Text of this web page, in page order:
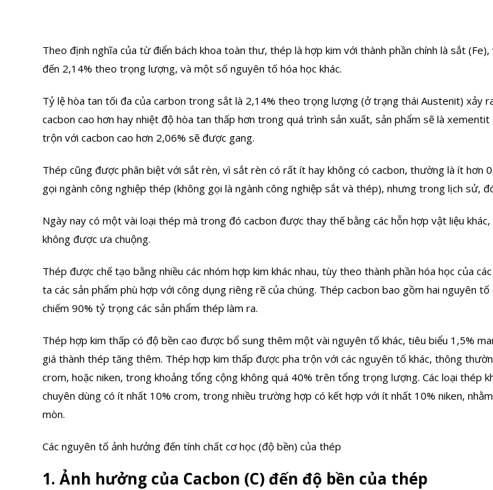
Theo định nghĩa của từ điển bách khoa toàn thư, thép là hợp kim với thành phần chính là sắt
đến 2,14% theo trọng lượng, và một số nguyên tố hóa học khác.
Tỷ lệ hòa tan tối đa của carbon trong sắt là 2,14% theo trọng lượng (ở trạng thái Austenit) xảy
cacbon cao hơn hay nhiệt độ hòa tan thấp hơn trong quá trình sản xuất, sản phẩm sẽ là xementit
trộn với cacbon cao hơn 2,06% sẽ được gang.
Thép cũng được phân biệt với sắt rèn, vì sắt rèn có rất ít hay không có cacbon, thường là ít hơn
gọi ngành công nghiệp thép (không gọi là ngành công nghiệp sắt và thép), nhưng trong lịch sử,
Ngày nay có một vài loại thép mà trong đó cacbon được thay thế bằng các hỗn hợp vật liệu khác,
không được ưa chuộng.
Thép được chế tạo bằng nhiều các nhóm hợp kim khác nhau, tùy theo thành phần hóa học của
ta các sản phẩm phù hợp với công dụng riêng rẽ của chúng. Thép cacbon bao gồm hai nguyên tố
chiếm 90% tỷ trọng các sản phẩm thép làm ra.
Thép hợp kim thấp có độ bền cao được bổ sung thêm một vài nguyên tố khác, tiêu biểu 1,5%
giá thành thép tăng thêm. Thép hợp kim thấp được pha trộn với các nguyên tố khác, thông
crom, hoặc niken, trong khoảng tổng cộng không quá 40% trên tổng trọng lượng. Các loại thép
chuyên dùng có ít nhất 10% crom, trong nhiều trường hợp có kết hợp với ít nhất 10% niken,
mòn.
Các nguyên tố ảnh hưởng đến tính chất cơ học (độ bền) của thép
1. Ảnh hưởng của Cacbon (C) đến độ bền của thép